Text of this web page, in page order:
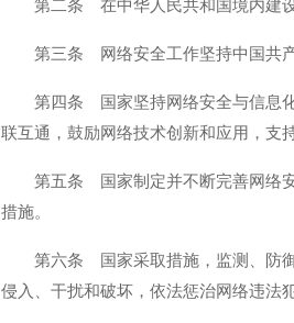
第三条 网络安全工作坚持中国共
第四条 国家坚持网络安全与信息
联互通，鼓励网络技术创新和应用，支
第五条 国家制定并不断完善网络
措施。
第六条 国家采取措施，监测、防
侵入、干扰和破坏，依法惩治网络违法